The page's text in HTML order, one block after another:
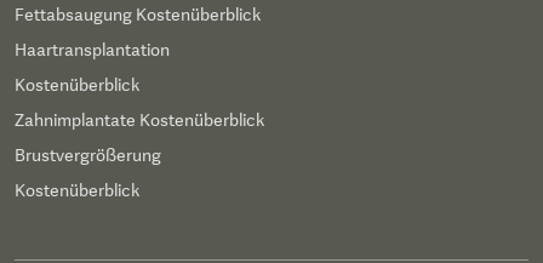
Fettabsaugung Kostenüberblick
Haartransplantation
Kostenüberblick
Zahnimplantate Kostenüberblick
Brustvergrößerung
Kostenüberblick